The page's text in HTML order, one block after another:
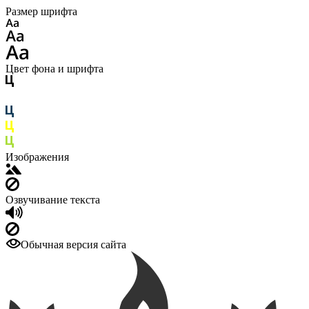
Размер шрифта
Цвет фона и шрифта
Изображения
Озвучивание текста
Обычная версия сайта